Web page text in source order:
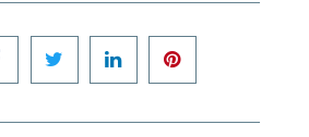
Facebook Twitter LinkedIn